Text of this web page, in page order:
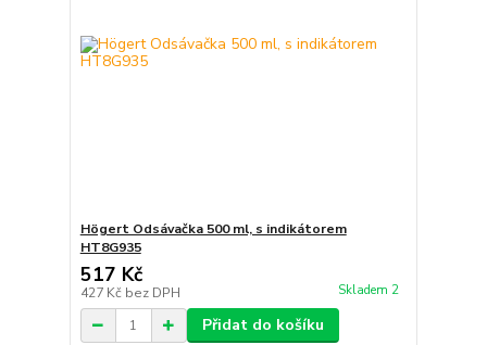
Högert Odsávačka 500 ml, s indikátorem
HT8G935
517 Kč
427 Kč bez DPH Skladem 2
Přidat do košíku